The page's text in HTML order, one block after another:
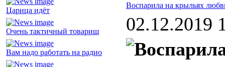
Царица идёт
Очень тактичный товарищ
Вам надо работать на радио
Воспарила на крыльях
02.12.2019